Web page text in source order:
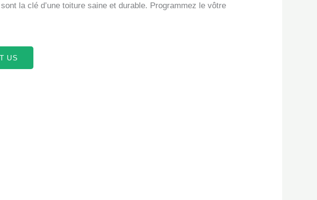
la clé d’une toiture saine et durable. Programmez le vôtre
US